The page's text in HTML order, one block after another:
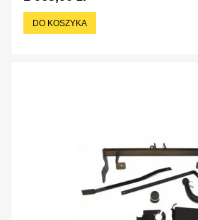
DO KOSZYKA